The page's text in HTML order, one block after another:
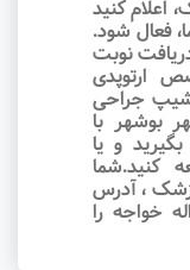
اعلام کنید
فعال شود.
نوبت
ارتوپدی
جراحی
بوشهر با
و یا
کنید.شما
، آدرس
خواجه را